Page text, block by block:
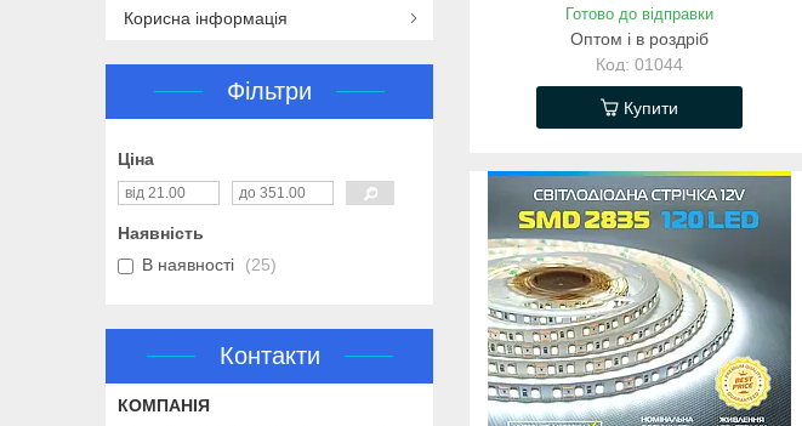
Готово до відправки
Оптом і в роздріб
01044
Купити
Корисна інформація
Фільтри
Ціна
Наявність
В наявності
25
Контакти